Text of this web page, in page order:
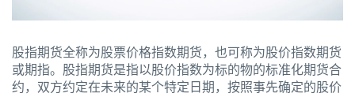
股指期货全称为股票价格指数期货，也可称为股价指数期货
或期指。股指期货是指以股价指数为标的物的标准化期货合
约，双方约定在未来的某个特定日期，按照事先确定的股价